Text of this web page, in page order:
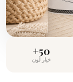
50+
خيار لون